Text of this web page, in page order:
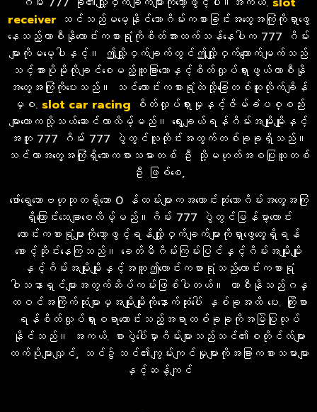
receiver သင်သည်မမေ့နိုင်သောဂိမ်းကစားခြင်းအတွေ့အကြုံကိုရှာဖွေ
နေသည့်ကာစီနိုလောင်းကစားရုံကိုစိတ်အားထက်သန်နေပါက 777 ဂိမ်း
များကိုမမေ့ပါနှင့်။ ဤလျှို့ဝှက်ချက်တွင်ဤလျှို့ဝှက်ကျောက်မျက်သည်
သင့်အားပိုမိုလိုချင်စေမည့်ထူးခြားသောနှင့်စိတ်လှုပ်ရှားဖွယ်ကာစီနို
အတွေ့အကြုံကိုပေးသည်။ သင်လောင်းကစားရုံထဲသို့ခြေတစ်ဆူလိုက်ချိန်
မှစ. slot car racing စိတ်လှုပ်ရှားမှုနှင့်ဇိမ်ခံပစ္စည်း
များလောကသို့သယ်ဆောင်လာလိမ့်မည်။ ရွေးချယ်ရန်ဂိမ်းအမျိုးမျိုးနှင့်
အတူ 777 ဂိမ်း 777 ပွဲတွင်လူ တိုင်းအတွက်တစ်ခုခုရှိသည်။
သင်ဟာအတွေ့အကြုံရှိသောက စားသမားတစ် ဦး သို့မဟုတ်အစပြုသူတစ်
ဦး ဖြစ်စေ,
ဖော်ရွေသောဗဟုသုတရှိသော 0 န်ထမ်းများကအကောင်းဆုံးသောဂိမ်းအတွေ့အကြုံ
ရှိကြောင်းသေချာစေလိမ့်မည်။ဂိမ်း 777 ပွဲတွင်မြန်မာ့လောင်း
လောင်းကစားရုံများကိုသော့ဖွင့်ရန်လျှို့ဝှက်ချက်များကိုရှာဖွေတွေ့ရှိရန်
စောင့်ဆိုင်းနေကြသည်။ ခေတ်မီဂိမ်းကြမ်းပြင်နှင့်ဂိမ်းအမျိုးမျိုး
နှင့်ဂိမ်းအမျိုးမျိုးနှင့်အတူဤလောင်းကစားရုံသည်လောင်းကစားရုံ
ဝါသနာရှင်များအတွက်ဆိပ်ကမ်းဖြစ်ပါတယ်။ ကာစီနိုသည်ဂန္
ထဝင်အကြိုက်ဆုံးများမှအမျိုးမျိုးကိုနောက်ဆုံးပေါ် နှစ်ခုအထိ ပေး. ကြိုးစား
ရန်စိတ်လှုပ်ရှားစရာကောင်းသည့်အရာတစ်ခုခုကိုအမြဲပြုလုပ်
နိုင်သည်။ အကယ်. စားပွဲပေါ်မှာဂိမ်းများသည်သင်၏စတိုင်လ်များ
ထက်ပိုများလျှင်, သင်၌သင်၏ကျွမ်းကျင်မှုများကိုအခြားကစားသမားများ
နှင့်ဆန့်ကျင်